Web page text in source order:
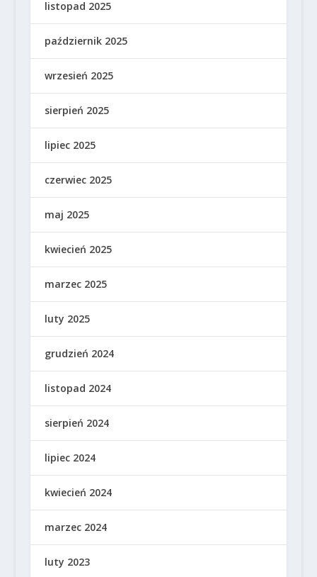
listopad 2025
październik 2025
wrzesień 2025
sierpień 2025
lipiec 2025
czerwiec 2025
maj 2025
kwiecień 2025
marzec 2025
luty 2025
grudzień 2024
listopad 2024
sierpień 2024
lipiec 2024
kwiecień 2024
marzec 2024
luty 2023